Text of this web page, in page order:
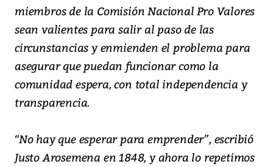
miembros de la Comisión Nacional Pro Valores
sean valientes para salir al paso de las
circunstancias y enmienden el problema para
asegurar que puedan funcionar como la
comunidad espera, con total independencia y
transparencia.
“No hay que esperar para emprender”, escribió
Justo Arosemena en 1848, y ahora lo repetimos